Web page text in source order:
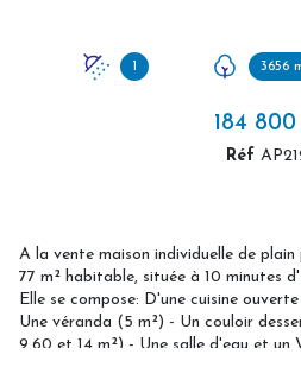
1 3656
184
Réf
A la vente maison individuelle de
77 m² habitable, située à 10 minutes
Elle se compose: D'une cuisine
Une véranda (5 m²) - Un couloir
9.60 et 14 m²) - Une salle d'eau et un